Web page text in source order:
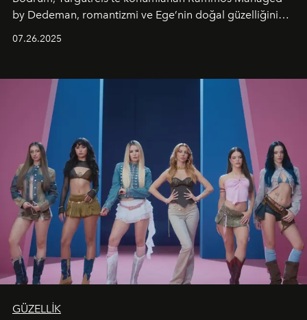
by Dedeman, romantizmi ve Ege’nin doğal güzelliğini
07.26.2025
GÜZELLİK